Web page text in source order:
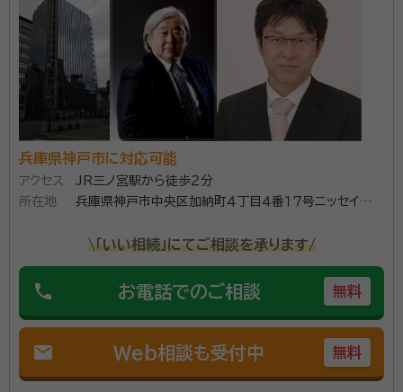
兵庫県神戸市に対応可能
アクセス
JR三ノ宮駅から徒歩２分
所在地
兵庫県神戸市中央区加納町４丁目４番１７号ニッセイ三宮
\「いい相続」にてご相談を承ります/
phone お電話でのご相談 無料
mail Web相談も受付中 無料